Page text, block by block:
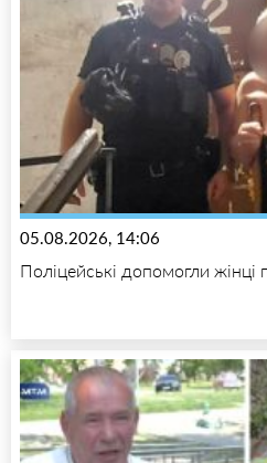
05.08.2026, 14:06
Поліцейські допомогли